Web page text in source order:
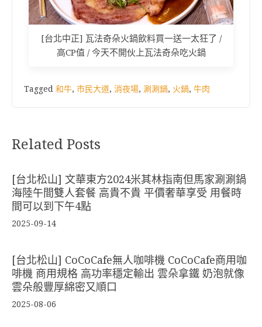
[台北中正] 瓦法奇朵火鍋飲料買一送一太狂了 /
高CP值 / 今天不開伙上瓦法奇朵吃火鍋
Tagged 和牛, 市民大道, 消夜場, 涮涮鍋, 火鍋, 牛肉
Related Posts
[台北松山] 文華東方2024米其林指南但馬家涮涮鍋
海陸午間雙人套餐 高貴不貴 平價奢華享受 用餐時
間可以到下午4點
2025-09-14
[台北松山] CoCoCafe無人咖啡機 CoCoCafe商用咖
啡機 商用規格 高功率穩定輸出 雲朵拿鐵 奶泡就像
雲朵般豐厚綿密又順口
2025-08-06